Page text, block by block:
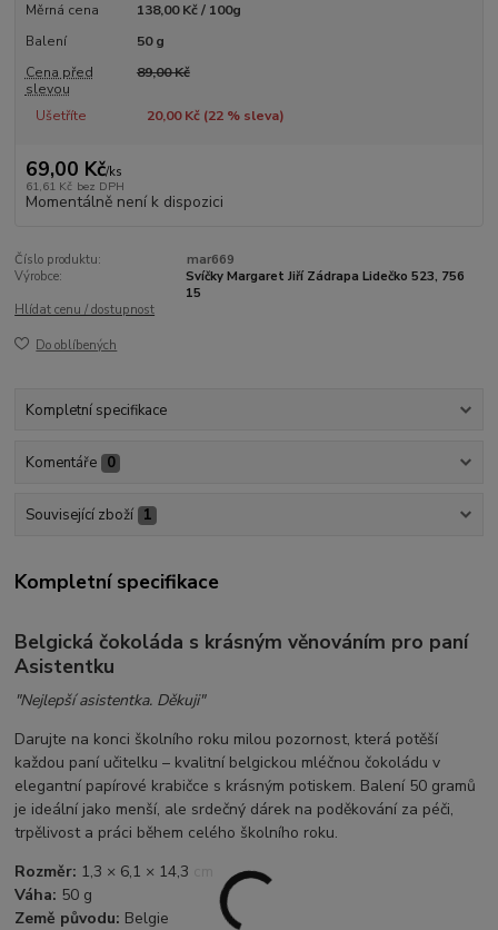
Měrná cena
138,00 Kč / 100g
Balení
50 g
Cena před
slevou
89,00 Kč
Ušetříte 20,00 Kč (22% sleva)
69,00 Kč/ks
61,61 Kč bez DPH
Momentálně není k dispozici
Číslo produktu:
mar669
Výrobce:
Svíčky Margaret Jiří Zádrapa Lidečko 523, 756
15
Hlídat cenu / dostupnost
Do oblíbených
Kompletní specifikace
Komentáře 0
Související zboží 1
Kompletní specifikace
Belgická čokoláda s krásným věnováním pro paní
Asistentku
"Nejlepší asistentka. Děkuji"
Darujte na konci školního roku milou pozornost, která potěší
každou paní učitelku – kvalitní belgickou mléčnou čokoládu v
elegantní papírové krabičce s krásným potiskem. Balení 50 gramů
je ideální jako menší, ale srdečný dárek na poděkování za péči,
trpělivost a práci během celého školního roku.
Rozměr: 1,3 × 6,1 × 14,3 cm
Váha: 50 g
Země původu: Belgie